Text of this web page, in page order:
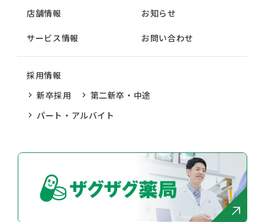
店舗情報
サービス情報
お知らせ
お問い合わせ
採用情報
新卒採用
第二新卒・中途
パート・アルバイト